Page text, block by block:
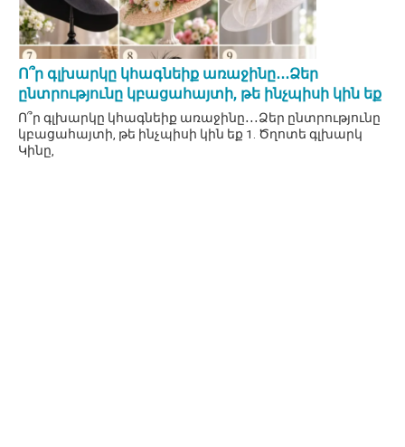
Ո՞ր գլխարկը կհագնեիք առաջինը․․․Ձեր
ընտրությունը կբացահայտի, թե ինչպիսի կին եք
Ո՞ր գլխարկը կհագնեիք առաջինը․․․Ձեր ընտրությունը
կբացահայտի, թե ինչպիսի կին եք 1. Ծղոտե գլխարկ
Կինը,